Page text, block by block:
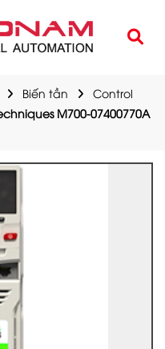
Biến tần
Control
M700-07400770A